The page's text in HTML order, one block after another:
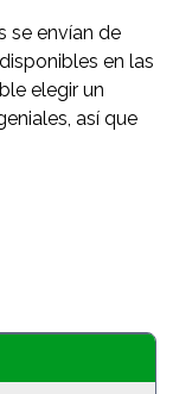
se envían de
en las
elegir un
así que